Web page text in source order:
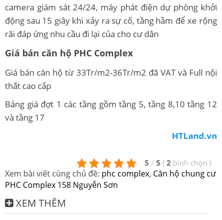
camera giám sát 24/24, máy phát điện dự phòng khởi
động sau 15 giây khi xảy ra sự cố, tầng hầm để xe rộng
rãi đáp ứng nhu cầu đi lại của cho cư dân
Giá bán căn hộ PHC Complex
Giá bán căn hộ từ 33Tr/m2-36Tr/m2 đã VAT và Full nội
thất cao cấp
Bảng giá đợt 1 các tầng gồm tầng 5, tầng 8,10 tầng 12
và tầng 17
HTLand.vn
5 / 5 ( 2 bình chọn )
Xem bài viết cùng chủ đề: phc complex, Căn hộ chung cư
PHC Complex 158 Nguyễn Sơn
XEM THÊM